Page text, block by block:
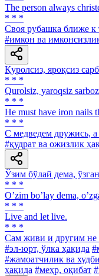
The person always
* * *
Своя рубашка ближе к
#имкон ва
Қуролсиз, яроқсиз
* * *
Qurolsiz, yaroqsiz
* * *
Не must have iron nails
* * *
С медведем дружись, а
#қудрат ва ожизлик
Ўзим бўлай дема,
* * *
Oʼzim boʼlay dema,
* * *
Live and let live.
* * *
Сам живи и другим не
#эл-юрт, ўлка ҳақида
#жамоатчилик ва
ҳақида #меҳр, оқибат